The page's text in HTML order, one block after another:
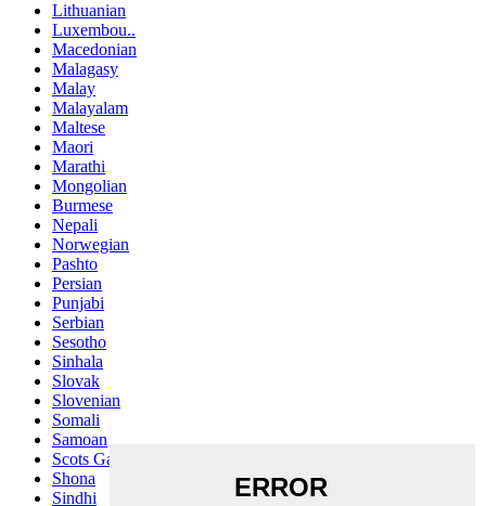
Lithuanian
Luxembou..
Macedonian
Malagasy
Malay
Malayalam
Maltese
Maori
Marathi
Mongolian
Burmese
Nepali
Norwegian
Pashto
Persian
Punjabi
Serbian
Sesotho
Sinhala
Slovak
Slovenian
Somali
Samoan
Scots Gaelic
Shona
Sindhi